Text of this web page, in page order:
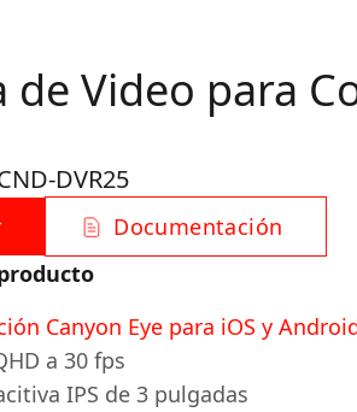
de Video para
DVR25
Documentación
Canyon Eye para iOS y
a 30 fps
IPS de 3 pulgadas